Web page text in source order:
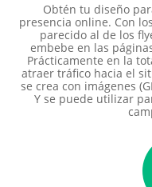
Obtén tu diseño
presencia online. Con
parecido al de los
embebe en las
Prácticamente en la
atraer tráfico hacia el
se crea con imágenes
Y se puede utilizar